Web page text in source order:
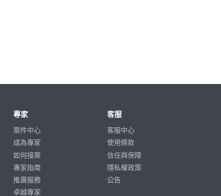
專家
案件中心
成為專家
如何接案
專家指南
推廣服務
卓越專家
客服
客服中心
使用條款
信任與保障
隱私權政策
公告